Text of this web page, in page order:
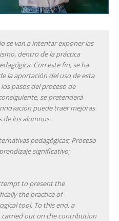
se van a intentar exponer las
dentro de la práctica
Con este fin, se ha
la aportación del uso de esta
pasos del proceso de
se pretenderá
puede traer mejoras
de los alumnos.
pedagógicas; Proceso
significativo;
to present the
the practice of
tool. To this end, a
carried out on the contribution